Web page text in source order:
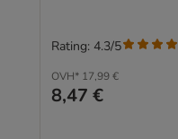
OVH* 17,99 €
8,47 €
Rating: 4.3/5